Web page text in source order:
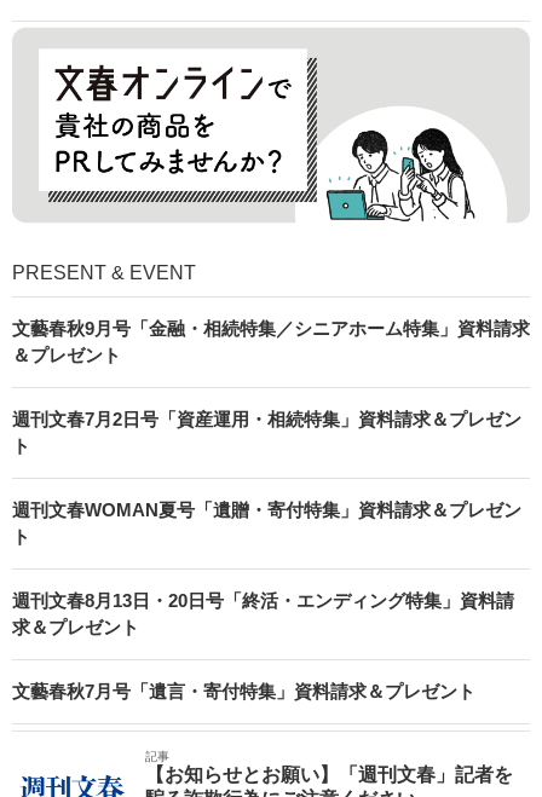
PRESENT & EVENT
文藝春秋9月号「金融・相続特集／シニアホーム特集」資料請求
＆プレゼント
週刊文春7月2日号「資産運用・相続特集」資料請求＆プレゼン
ト
週刊文春WOMAN夏号「遺贈・寄付特集」資料請求＆プレゼン
ト
週刊文春8月13日・20日号「終活・エンディング特集」資料請
求＆プレゼント
文藝春秋7月号「遺言・寄付特集」資料請求＆プレゼント
記事
【お知らせとお願い】「週刊文春」記者を